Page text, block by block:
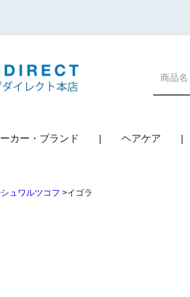
ーカー・ブランド ヘアケア
シュワルツコフ イゴラ